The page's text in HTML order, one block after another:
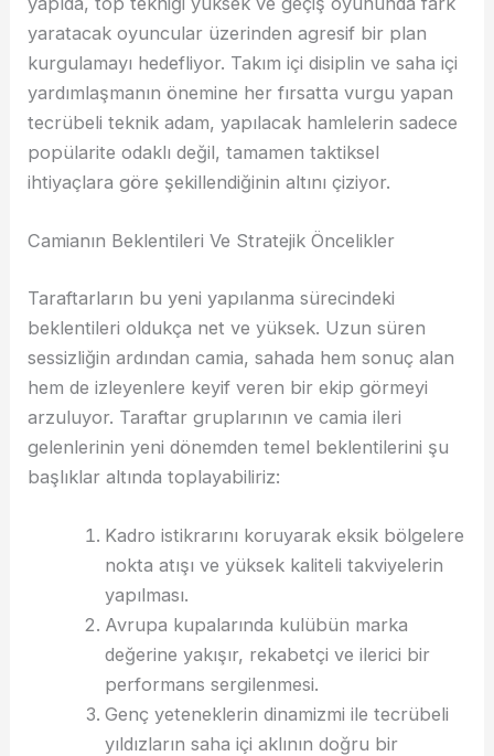
yaratacak oyuncular üzerinden agresif bir plan
kurgulamayı hedefliyor. Takım içi disiplin ve saha içi
yardımlaşmanın önemine her fırsatta vurgu yapan
tecrübeli teknik adam, yapılacak hamlelerin sadece
popülarite odaklı değil, tamamen taktiksel
ihtiyaçlara göre şekillendiğinin altını çiziyor.
Camianın Beklentileri Ve Stratejik Öncelikler
Taraftarların bu yeni yapılanma sürecindeki
beklentileri oldukça net ve yüksek. Uzun süren
sessizliğin ardından camia, sahada hem sonuç alan
hem de izleyenlere keyif veren bir ekip görmeyi
arzuluyor. Taraftar gruplarının ve camia ileri
gelenlerinin yeni dönemden temel beklentilerini şu
başlıklar altında toplayabiliriz:
Kadro istikrarını koruyarak eksik bölgelere
nokta atışı ve yüksek kaliteli takviyelerin
yapılması.
Avrupa kupalarında kulübün marka
değerine yakışır, rekabetçi ve ilerici bir
performans sergilenmesi.
Genç yeteneklerin dinamizmi ile tecrübeli
yıldızların saha içi aklının doğru bir